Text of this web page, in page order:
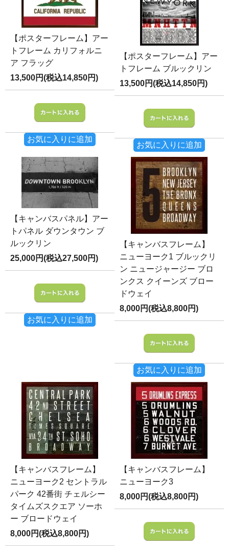
【ポスターフレーム】アー
トフレーム カリフォルニ
ア フラッグ
13,500円(税込14,850円)
お気に入りに追加
【ポスターフレーム】アー
トフレーム ブルックリン
13,500円(税込14,850円)
お気に入りに追加
【キャンバスパネル】アー
トパネル ダウンタウン ブ
ルックリン
25,000円(税込27,500円)
お気に入りに追加
【キャンバスフレーム】
ニューヨーク1 ブルックリ
ン ニュージャージー ブロ
ンクス クイーンズ ブロー
ドウェイ
8,000円(税込8,800円)
お気に入りに追加
【キャンバスフレーム】
ニューヨーク2 セントラル
パーク 42番街 チェルシー
タイムズスクエア ソーホ
ー ブロードウェイ
8,000円(税込8,800円)
【キャンバスフレーム】
ニューヨーク3
8,000円(税込8,800円)